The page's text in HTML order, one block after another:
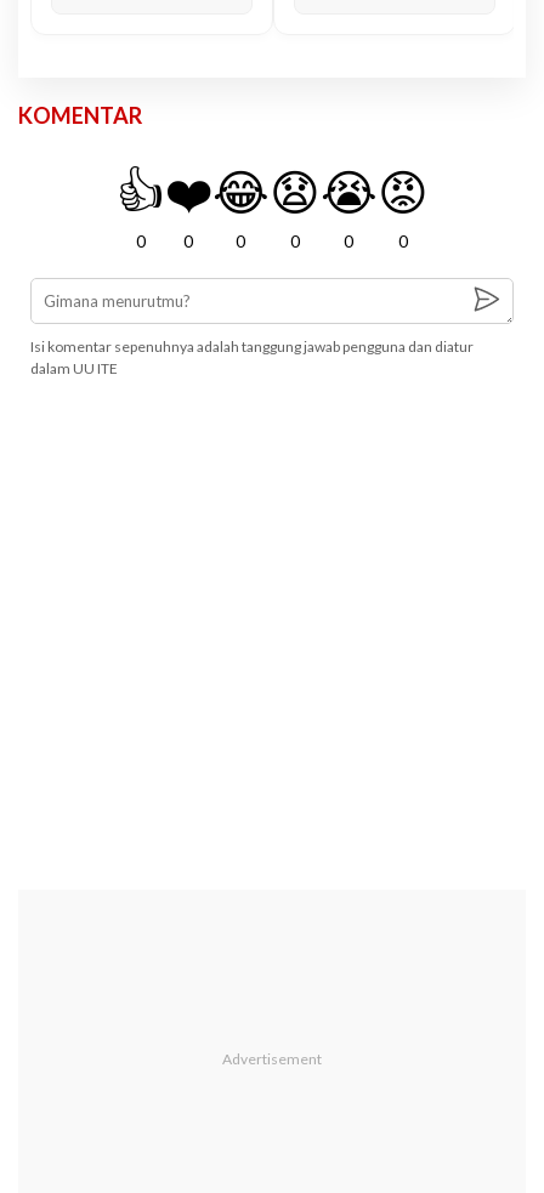
KOMENTAR
👍
0
❤️
0
😂
0
😧
0
😭
0
😡
0
Isi komentar sepenuhnya adalah tanggung jawab pengguna dan diatur
dalam UU ITE